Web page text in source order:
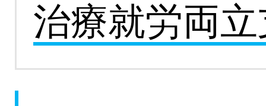
治療就労両